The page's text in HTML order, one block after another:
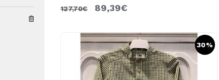
127,70€
89,39€
30%